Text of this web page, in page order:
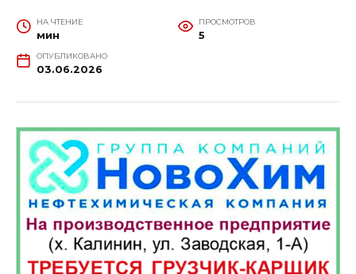
НА ЧТЕНИЕ
мин
ПРОСМОТРОВ
5
ОПУБЛИКОВАНО
03.06.2026